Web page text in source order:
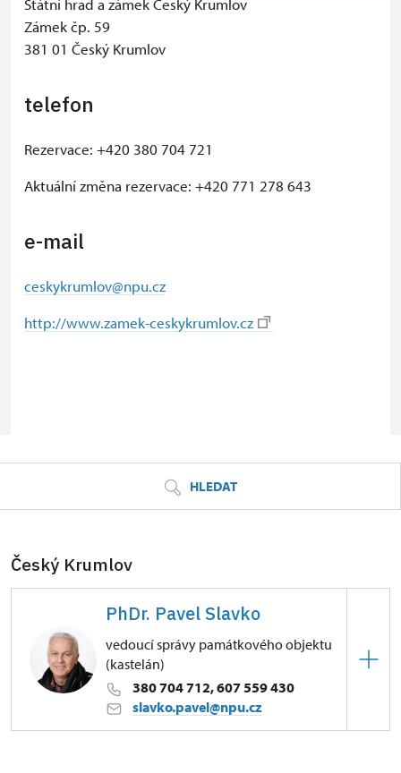
Státní hrad a zámek Český Krumlov
Zámek čp. 59
381 01 Český Krumlov
telefon
Rezervace: +420 380 704 721
Aktuální změna rezervace: +420 771 278 643
e-mail
ceskykrumlov@npu.cz
http://www.zamek-ceskykrumlov.cz
HLEDAT
Český Krumlov
PhDr. Pavel Slavko
vedoucí správy památkového objektu
(kastelán)
380 704 712, 607 559 430
slavko.pavel@npu.cz